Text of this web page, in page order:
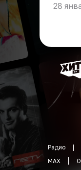
28
Радио
MAX